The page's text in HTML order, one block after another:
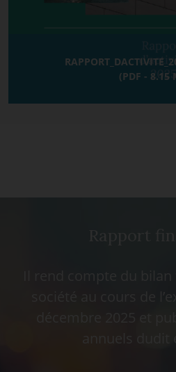
(PDF - 8.15
Il rend compte du
société au cours de
décembre 2025 et